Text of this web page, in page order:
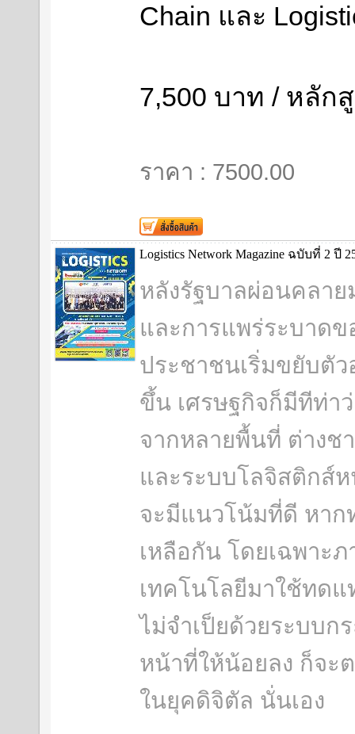
Chain และ
7,500 บาท / หลัก
ราคา : 7500.00
Logistics Network Magazine ฉบับที่ 2 ปี
หลังรัฐบาลผ่อนคลาย
และการแพร่ระบาดข
ประชาชนเริ่มขยับตั
ขึ้น เศรษฐกิจก็มีทีท่า
จากหลายพื้นที่ ต่างช
และระบบโลจิสติกส์
จะมีแนวโน้มที่ดี หา
เหลือกัน โดยเฉพาะ
เทคโนโลยีมาใช้ทดแ
ไม่จำเป็ยด้วยระบบก
หน้าที่ให้น้อยลง ก็จะ
ในยุคดิจิตัล นั่นเอง